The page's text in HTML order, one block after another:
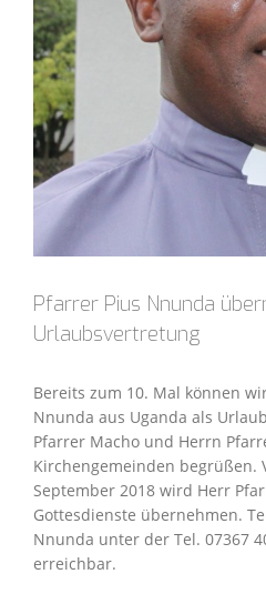
Pfarrer Pius Nnunda
Urlaubsvertretung
Bereits zum 10. Mal können
Nnunda aus Uganda als
Pfarrer Macho und Herrn
Kirchengemeinden begrüßen.
September 2018 wird Herr
Gottesdienste übernehmen.
Nnunda unter der Tel. 07367
erreichbar.